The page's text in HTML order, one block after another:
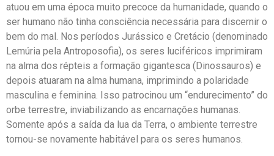
atuou em uma época muito precoce da humanidade, quando o
ser humano não tinha consciência necessária para discernir o
bem do mal. Nos períodos Jurássico e Cretácio (denominado
Lemúria pela Antroposofia), os seres luciféricos imprimiram
na alma dos répteis a formação gigantesca (Dinossauros) e
depois atuaram na alma humana, imprimindo a polaridade
masculina e feminina. Isso patrocinou um “endurecimento” do
orbe terrestre, inviabilizando as encarnações humanas.
Somente após a saída da lua da Terra, o ambiente terrestre
tornou-se novamente habitável para os seres humanos.